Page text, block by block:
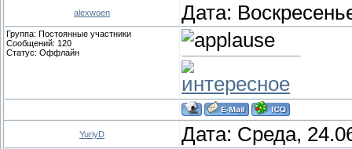
alexwoen Дата:
Группа: Постоянные участники
Сообщений: 120
Статус: Оффлайн
интересное
YuriyD Дата: Среда,